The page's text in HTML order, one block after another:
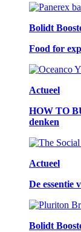
Bolidt
Food for
Actueel
HOW TO
denken
Actueel
De essentie
Bolidt